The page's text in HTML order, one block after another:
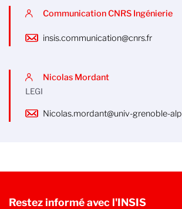
Communication CNRS Ingénierie
insis.communication@cnrs.fr
Nicolas Mordant
LEGI
Nicolas.mordant@univ-grenoble-
Restez informé avec l'INSIS